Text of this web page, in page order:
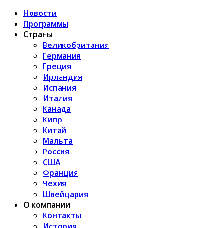
Новости
Программы
Страны
Великобритания
Германия
Греция
Ирландия
Испания
Италия
Канада
Кипр
Китай
Мальта
Россия
США
Франция
Чехия
Швейцария
О компании
Контакты